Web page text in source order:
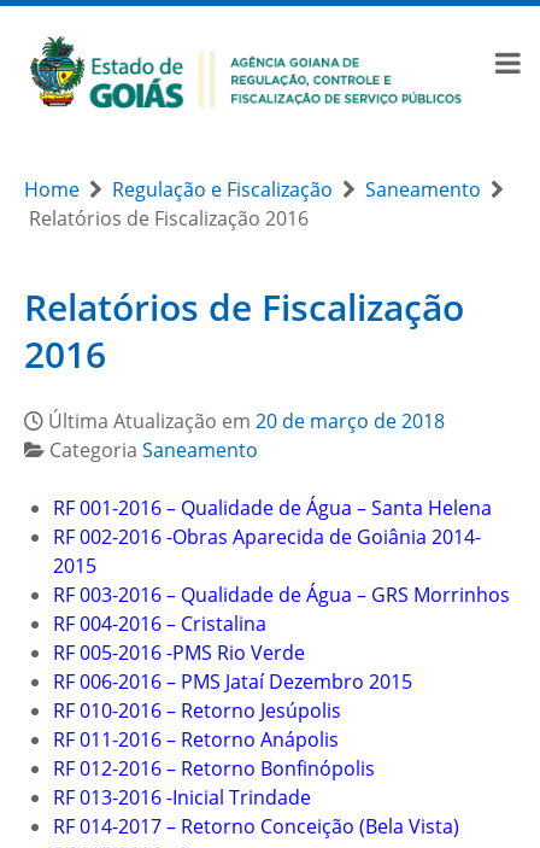
Home Regulação e Fiscalização
Saneamento
Relatórios de Fiscalização 2016
Relatórios de Fiscalização
2016
Última Atualização em 20 de março de 2018
Categoria Saneamento
RF 001-2016 – Qualidade de Água – Santa Helena
RF 002-2016 -Obras Aparecida de Goiânia 2014-
2015
RF 003-2016 – Qualidade de Água – GRS Morrinhos
RF 004-2016 – Cristalina
RF 005-2016 -PMS Rio Verde
RF 006-2016 – PMS Jataí Dezembro 2015
RF 010-2016 – Retorno Jesúpolis
RF 011-2016 – Retorno Anápolis
RF 012-2016 – Retorno Bonfinópolis
RF 013-2016 -Inicial Trindade
RF 014-2017 – Retorno Conceição (Bela Vista)